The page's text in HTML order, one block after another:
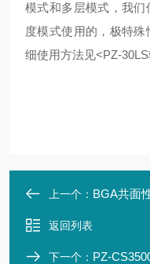
模式和多层模式，我
度模式使用的，极特
细使用方法见<PZ-30LS
上一个： BGA共面
返回列表
下一个： PZ-